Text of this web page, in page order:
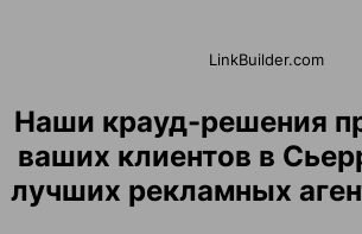
LinkBuilder.com
Наши крауд-решения
ваших клиентов в
лучших рекламных